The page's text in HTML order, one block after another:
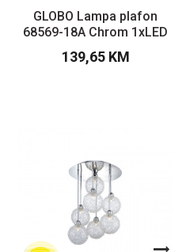
GLOBO Lampa plafon
68569-18A Chrom 1xLED
139,65 KM